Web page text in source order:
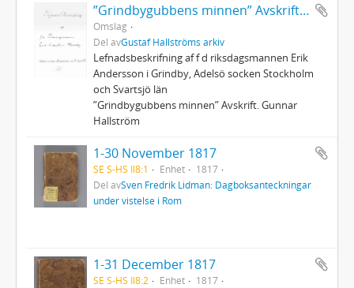
”Grindbygubbens minnen” Avskrift. Gunnar Hallström
Omslag
Del avGustaf Hallströms arkiv
Lefnadsbeskrifning af f d riksdagsmannen Erik
Andersson i Grindby, Adelsö socken Stockholm
och Svartsjö län
”Grindbygubbens minnen” Avskrift. Gunnar
Hallström
1-30 November 1817
SE S-HS Il8:1 Enhet
1817
Del avSven Fredrik Lidman: Dagboksanteckningar
under vistelse i Rom
1-31 December 1817
SE S-HS Il8:2 Enhet
1817